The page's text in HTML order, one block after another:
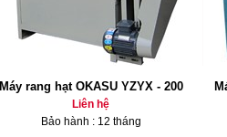
Máy rang hạt OKASU YZYX - 200
Liên hệ
Bảo hành : 12 tháng